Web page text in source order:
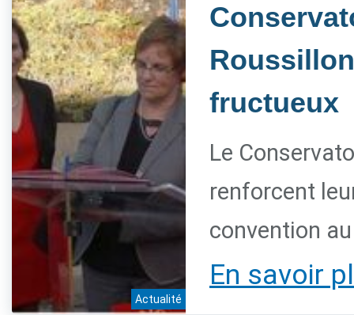
Actualité
fructueux
Le
renforcent
convention
En savoir